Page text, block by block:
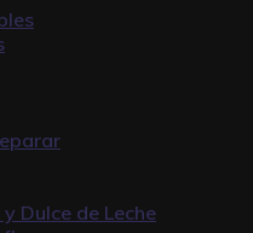
Dulce de Leche